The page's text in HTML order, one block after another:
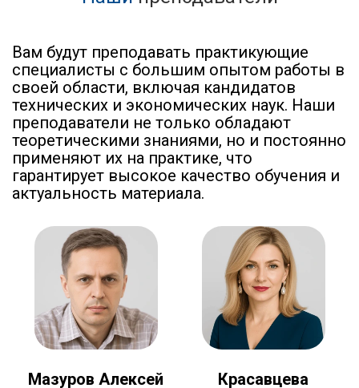
Вам будут преподавать практикующие
специалисты с большим опытом работы в
своей области, включая кандидатов
технических и экономических наук. Наши
преподаватели не только обладают
теоретическими знаниями, но и постоянно
применяют их на практике, что
гарантирует высокое качество обучения и
актуальность материала.
Мазуров Алексей
Красавцева